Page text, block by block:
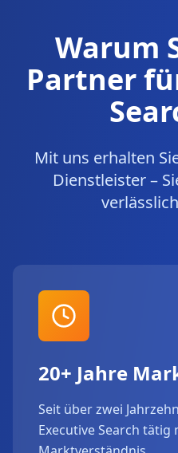
Warum
Partner
Mit uns erhalten
Dienstleister –
20+ Jahre
Seit über zwei
Executive Search tätig